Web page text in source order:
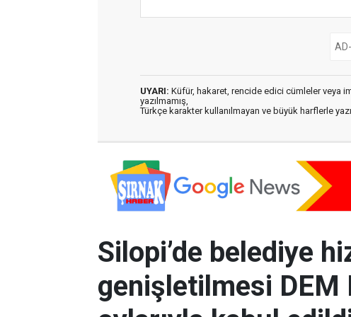
UYARI: Küfür, hakaret, rencide edici cümleler veya
yazılmamış,
Türkçe karakter kullanılmayan ve büyük harflerle
Silopi’de belediye
genişletilmesi